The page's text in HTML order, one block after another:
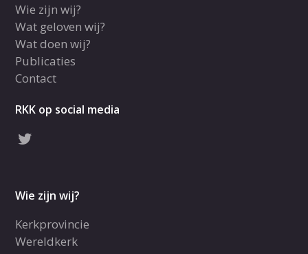
Wie zijn wij?
Wat geloven wij?
Wat doen wij?
Publicaties
Contact
RKK op social media
Wie zijn wij?
Kerkprovincie
Wereldkerk